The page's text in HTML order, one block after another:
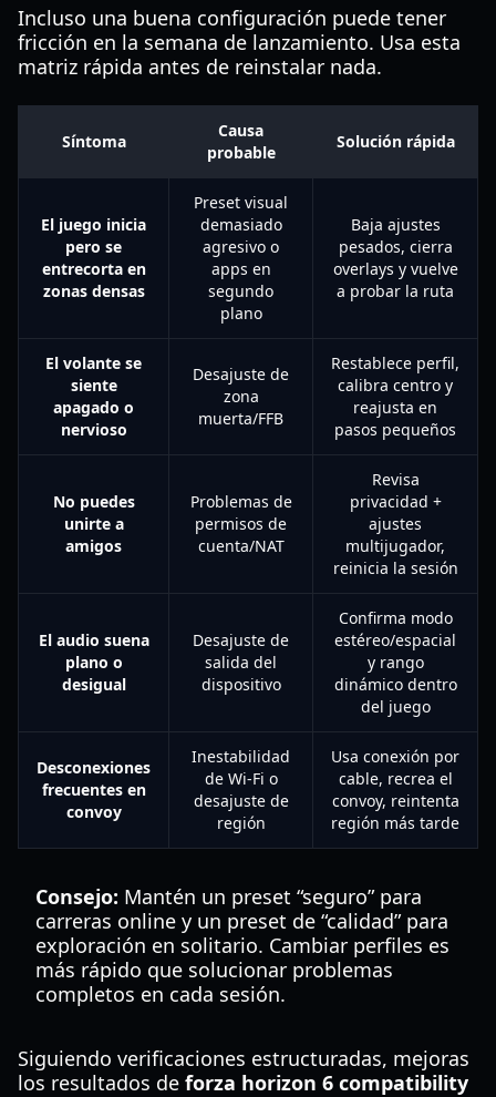
Incluso una buena configuración puede tener
fricción en la semana de lanzamiento. Usa esta
matriz rápida antes de reinstalar nada.
Síntoma
Causa
probable
Solución rápida
El juego inicia
pero se
entrecorta en
zonas densas
Preset visual
demasiado
agresivo o
apps en
segundo
plano
Baja ajustes
pesados, cierra
overlays y vuelve
a probar la ruta
El volante se
siente
apagado o
nervioso
Desajuste de
zona
muerta/FFB
Restablece perfil,
calibra centro y
reajusta en
pasos pequeños
No puedes
unirte a
amigos
Problemas de
permisos de
cuenta/NAT
Revisa
privacidad +
ajustes
multijugador,
reinicia la sesión
El audio suena
plano o
desigual
Desajuste de
salida del
dispositivo
Confirma modo
estéreo/espacial
y rango
dinámico dentro
del juego
Desconexiones
frecuentes en
convoy
Inestabilidad
de Wi-Fi o
desajuste de
región
Usa conexión por
cable, recrea el
convoy, reintenta
región más tarde
Consejo: Mantén un preset “seguro” para
carreras online y un preset de “calidad” para
exploración en solitario. Cambiar perfiles es
más rápido que solucionar problemas
completos en cada sesión.
Siguiendo verificaciones estructuradas, mejoras
los resultados de forza horizon 6 compatibility